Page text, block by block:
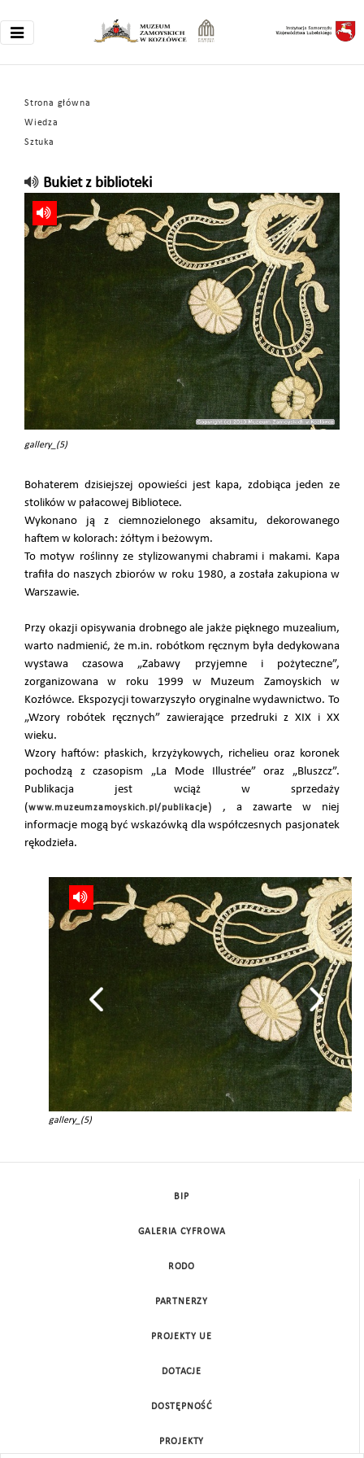
Strona główna
Wiedza
Sztuka
Bukiet z biblioteki
gallery_(5)
Bohaterem dzisiejszej opowieści jest kapa, zdobiąca jeden ze
stolików w pałacowej Bibliotece.
Wykonano ją z ciemnozielonego aksamitu, dekorowanego
haftem w kolorach: żółtym i beżowym.
To motyw roślinny ze stylizowanymi chabrami i makami. Kapa
trafiła do naszych zbiorów w roku 1980, a została zakupiona w
Warszawie.
Przy okazji opisywania drobnego ale jakże pięknego muzealium,
warto nadmienić, że m.in. robótkom ręcznym była dedykowana
wystawa czasowa „Zabawy przyjemne i pożyteczne”,
zorganizowana w roku 1999 w Muzeum Zamoyskich w
Kozłówce. Ekspozycji towarzyszyło oryginalne wydawnictwo. To
„Wzory robótek ręcznych” zawierające przedruki z XIX i XX
wieku.
Wzory haftów: płaskich, krzyżykowych, richelieu oraz koronek
pochodzą z czasopism „La Mode Illustrée” oraz „Bluszcz”.
Publikacja jest wciąż w sprzedaży
(www.muzeumzamoyskich.pl/publikacje) , a zawarte w niej
informacje mogą być wskazówką dla współczesnych pasjonatek
rękodzieła.
gallery_(5)
BIP
GALERIA CYFROWA
RODO
PARTNERZY
PROJEKTY UE
DOTACJE
DOSTĘPNOŚĆ
PROJEKTY